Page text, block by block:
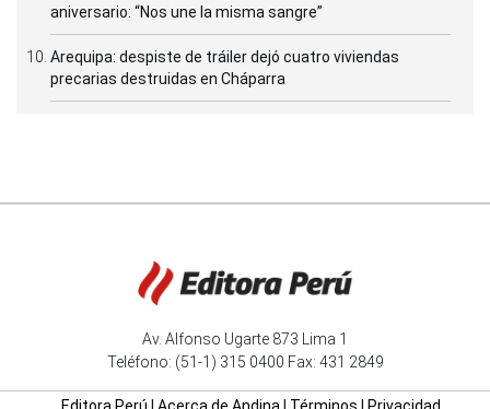
aniversario: “Nos une la misma sangre”
Arequipa: despiste de tráiler dejó cuatro viviendas
precarias destruidas en Cháparra
Av. Alfonso Ugarte 873 Lima 1
Teléfono: (51-1) 315 0400 Fax: 431 2849